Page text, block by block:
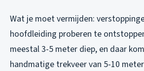
Wat je moet vermijden:
hoofdleiding proberen te
meestal 3-5 meter diep, en daar
handmatige trekveer van 5-10